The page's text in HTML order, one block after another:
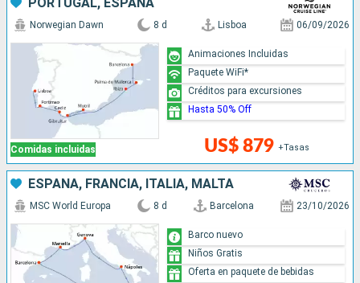
PORTUGAL, ESPAÑA
Comidas incluidas
Norwegian Dawn 8 d Lisboa 06/09/2026
US$ 879 +Tasas
Animaciones Incluidas
Paquete WiFi*
Créditos para excursiones
Hasta 50% Off
ESPAÑA, FRANCIA, ITALIA, MALTA
MSC World Europa 8 d Barcelona 23/10/2026
Barco nuevo
Niños Gratis
Oferta en paquete de bebidas